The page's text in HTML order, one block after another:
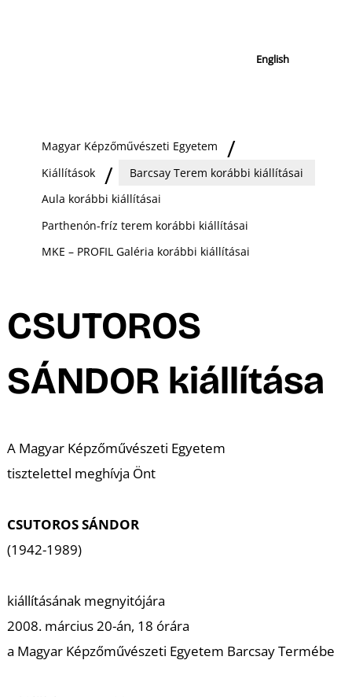
English
Magyar Képzőművészeti Egyetem
Kiállítások
Barcsay Terem korábbi kiállításai
Aula korábbi kiállításai
Parthenón-fríz terem korábbi kiállításai
MKE – PROFIL Galéria korábbi kiállításai
CSUTOROS
SÁNDOR kiállítása
A Magyar Képzőművészeti Egyetem
tisztelettel meghívja Önt
CSUTOROS SÁNDOR
(1942-1989)
kiállításának megnyitójára
2008. március 20-án, 18 órára
a Magyar Képzőművészeti Egyetem Barcsay Termébe